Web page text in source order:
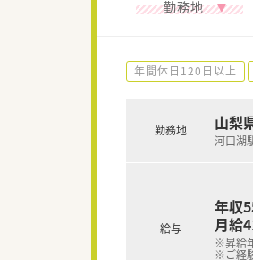
勤務地
年間休日120日以上
勤務地 山梨
河口湖
給与
年収
月給
※昇給
※ご経